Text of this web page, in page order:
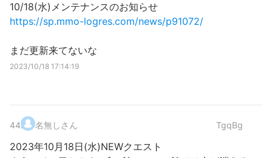
10/18(水)メンテナンスのお知らせ
https://sp.mmo-logres.com/news/p91072/
まだ更新来てないな
2023/10/18 17:14:19
44. 名無しさん TgqBg
2023年10月18日(水)NEWクエスト